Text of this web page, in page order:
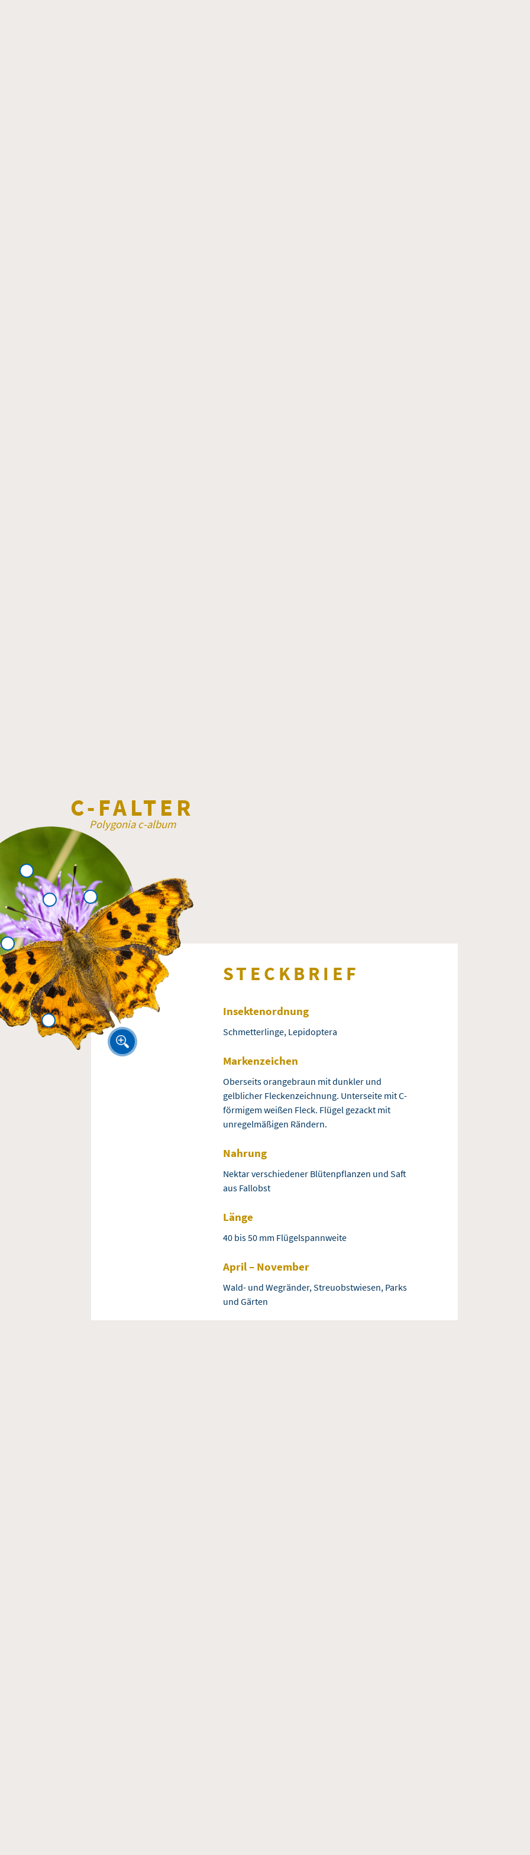
C-FALTER
Polygonia c-album
STECKBRIEF
Insektenordnung
Schmetterlinge, Lepidoptera
Markenzeichen
Oberseits orangebraun mit dunkler und
gelblicher Fleckenzeichnung. Unterseite mit C-
förmigem weißen Fleck. Flügel gezackt mit
unregelmäßigen Rändern.
Nahrung
Nektar verschiedener Blütenpflanzen und Saft
aus Fallobst
Länge
40 bis 50 mm Flügelspannweite
April – November
Wald- und Wegränder, Streuobstwiesen, Parks
und Gärten